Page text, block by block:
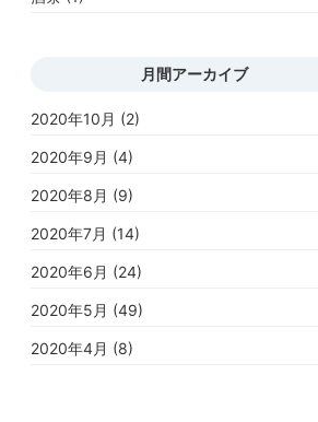
月間アーカイブ
2020年10月 (2)
2020年9月 (4)
2020年8月 (9)
2020年7月 (14)
2020年6月 (24)
2020年5月 (49)
2020年4月 (8)